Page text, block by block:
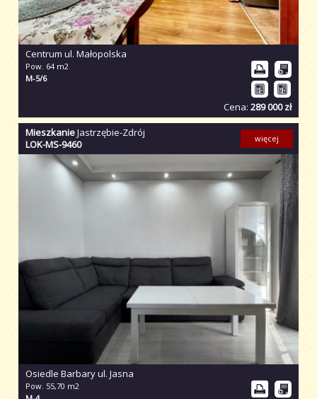
Centrum ul. Małopolska
Pow. 64 m2
M-5/6
Cena: 289 000 zł
MieszkanieJastrzębie-Zdrój
LOK-MS-9460
Osiedle Barbary ul. Jasna
Pow. 55,70 m2
więcej